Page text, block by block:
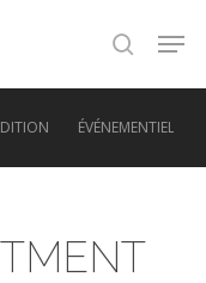
search
ÉVÉNEMENTIEL